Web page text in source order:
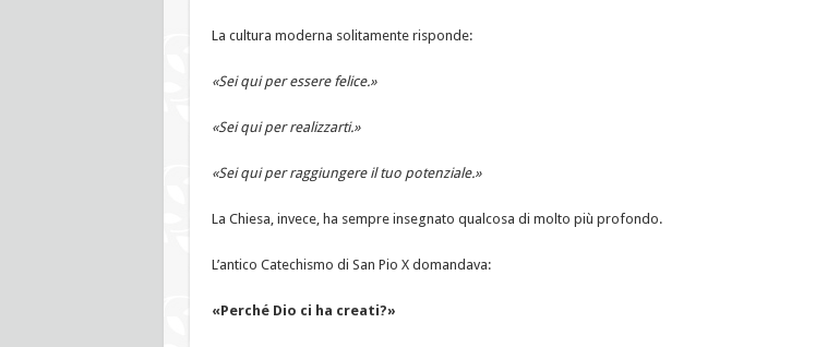
La cultura moderna solitamente risponde:
«Sei qui per essere felice.»
«Sei qui per realizzarti.»
«Sei qui per raggiungere il tuo potenziale.»
La Chiesa, invece, ha sempre insegnato qualcosa di molto più profondo.
L’antico Catechismo di San Pio X domandava:
«Perché Dio ci ha creati?»